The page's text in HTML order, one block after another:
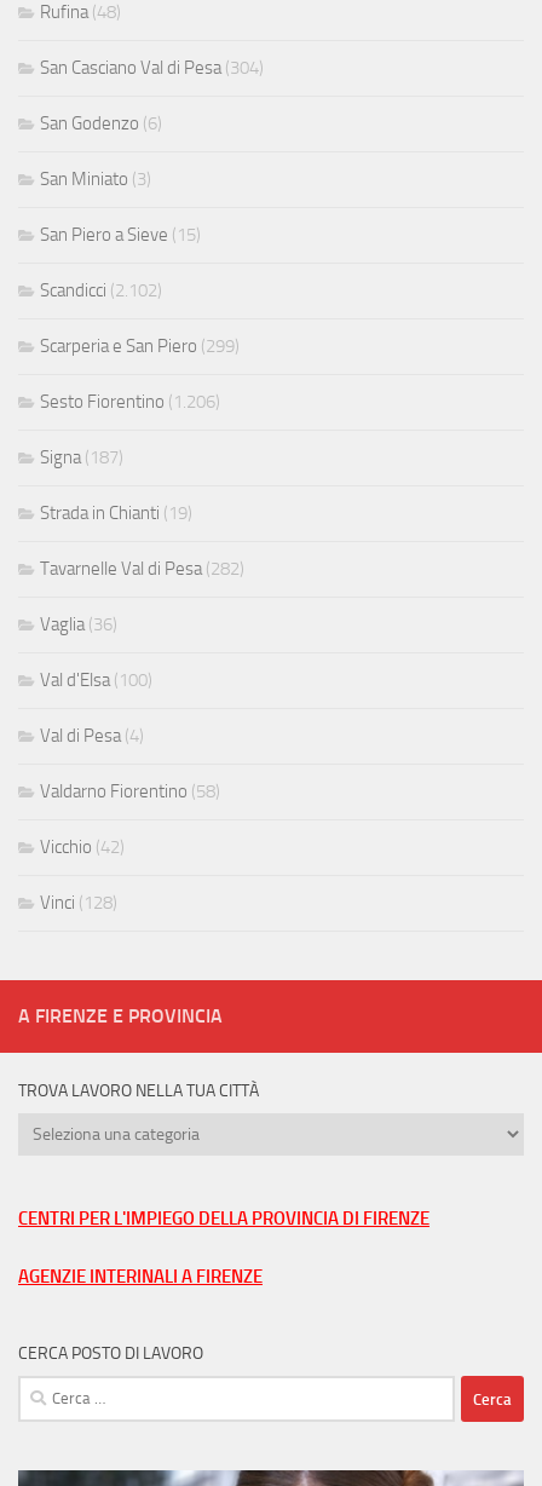
Rufina(48)
San Casciano Val di Pesa(304)
San Godenzo (6)
San Miniato (3)
San Piero a Sieve (15)
Scandicci (2.102)
Scarperia e San Piero (299)
Sesto Fiorentino (1.206)
Signa(187)
Strada in Chianti (19)
Tavarnelle Val di Pesa(282)
Vaglia(36)
Val d'Elsa(100)
Val di Pesa(4)
Valdarno Fiorentino (58)
Vicchio (42)
Vinci (128)
A FIRENZE E PROVINCIA
TROVA LAVORO NELLA TUA CITTÀ
Trova
tua
CENTRI PER L'IMPIEGO DELLA PROVINCIA DI FIRENZE
AGENZIE INTERINALI A FIRENZE
CERCA POSTO DI LAVORO
Ricerca
per: